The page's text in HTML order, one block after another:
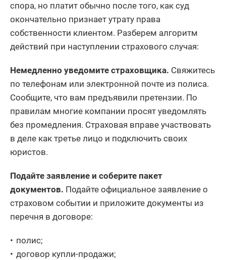
спора, но платит обычно после того, как суд
окончательно признает утрату права
собственности клиентом. Разберем алгоритм
действий при наступлении страхового случая:
Немедленно уведомите страховщика. Свяжитесь
по телефонам или электронной почте из полиса.
Сообщите, что вам предъявили претензии. По
правилам многие компании просят уведомлять
без промедления. Страховая вправе участвовать
в деле как третье лицо и подключить своих
юристов.
Подайте заявление и соберите пакет
документов. Подайте официальное заявление о
страховом событии и приложите документы из
перечня в договоре:
полис;
договор купли-продажи;